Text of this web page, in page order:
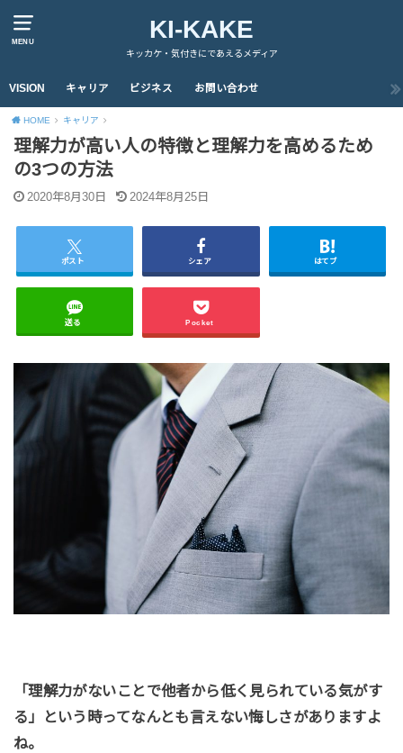
MENU KI-KAKE
キッカケ・気付きにであえるメディア
VISION キャリア ビジネス お問い合わせ
HOME キャリア
理解力が高い人の特徴と理解力を高めるため
の3つの方法
2020年8月30日 2024年8月25日
ポスト シェア はてブ
送る Pocket
「理解力がないことで他者から低く見られている気がす
る」という時ってなんとも言えない悔しさがありますよ
ね。